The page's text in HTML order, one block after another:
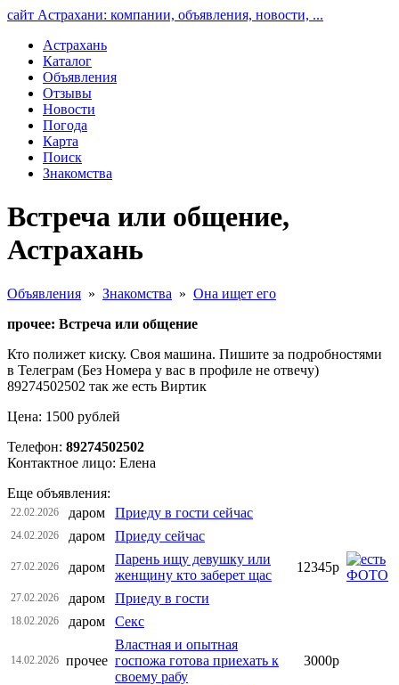
сайт Астрахани: компании, объявления, новости, ...
Астрахань
Каталог
Объявления
Отзывы
Новости
Погода
Карта
Поиск
Знакомства
Встреча или общение,
Астрахань
Объявления » Знакомства » Она ищет его
прочее: Встреча или общение
Кто полижет киску. Своя машина. Пишите за подробностями
в Телеграм (Без Номера у вас в профиле не отвечу)
89274502502 так же есть Виртик
Цена: 1500 рублей
Телефон: 89274502502
Контактное лицо: Елена
Еще объявления:
22.02.2026 даром Приеду в гости сейчас
24.02.2026 даром Приеду сейчас
27.02.2026 даром
Парень ищу девушку или
женщину кто заберет щас
12345р
27.02.2026 даром Приеду в гости
18.02.2026 даром Секс
14.02.2026 прочее
Властная и опытная
госпожа готова приехать к
своему рабу
3000р